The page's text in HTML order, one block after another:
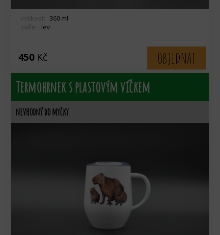
velikost:
360 ml
zvíře:
lev
450 Kč
OBJEDNAT
Termohrnek s plastovým víčkem
nevhodný do myčky